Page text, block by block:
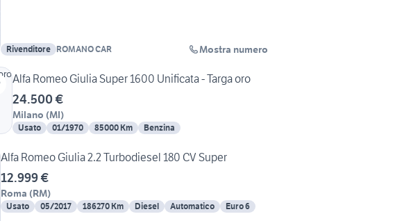
Rivenditore ROMANO CAR Mostra numero
Alfa Romeo Giulia Super 1600 Unificata - Targa oro
24.500 €
Milano (MI)
Usato 01/1970 85000 Km Benzina
Alfa Romeo Giulia 2.2 Turbodiesel 180 CV Super
12.999 €
Roma (RM)
Usato 05/2017 186270 Km Diesel Automatico Euro 6